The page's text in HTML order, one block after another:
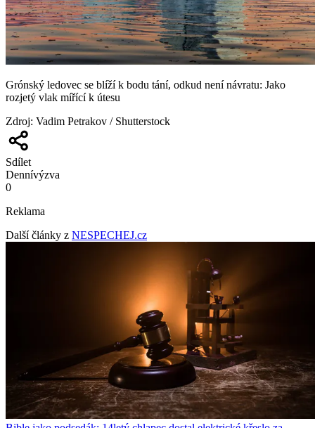
Grónský ledovec se blíží k bodu tání, odkud není návratu: Jako
rozjetý vlak mířící k útesu
Zdroj: Vadim Petrakov / Shutterstock
Sdílet
Dennívýzva
0
Reklama
Další články z NESPECHEJ.cz